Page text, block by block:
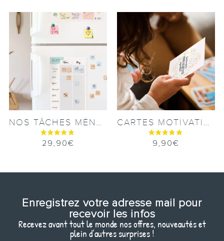
NOS TÂCHES MÉNAGÈRES
29,90€
CARTES MOTIVATION
9,90€
Enregistrez votre adresse mail pour
recevoir les infos
Recevez avant tout le monde nos offres, nouveautés et
plein d’autres surprises !